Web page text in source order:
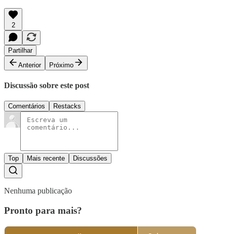
2
Partilhar
Anterior
Próximo
Discussão sobre este post
Comentários Restacks
Top Mais recente Discussões
Nenhuma publicação
Pronto para mais?